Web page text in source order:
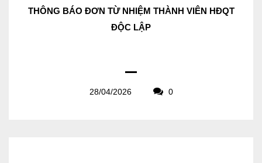
THÔNG BÁO ĐƠN TỪ NHIỆM THÀNH VIÊN HĐQT
ĐỘC LẬP
28/04/2026 0